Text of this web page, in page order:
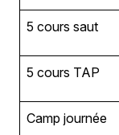
5 cours saut
5 cours TAP
Camp journée